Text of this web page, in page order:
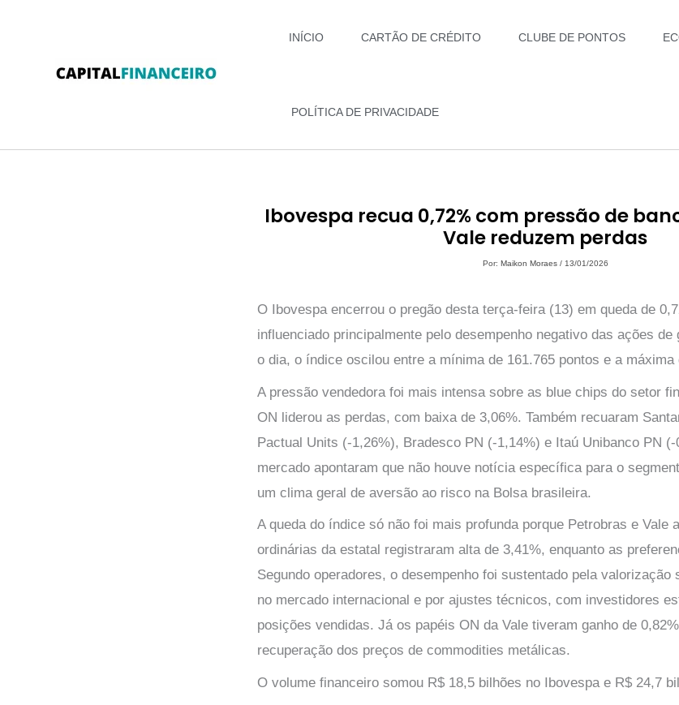
INÍCIO CARTÃO DE CRÉDITO CLUBE DE PONTOS
POLÍTICA DE PRIVACIDADE
Ibovespa recua 0,72% com pressão de
Vale reduzem perdas
Por: Maikon Moraes / 13/01/2026
O Ibovespa encerrou o pregão desta terça-feira (13) em queda de
influenciado principalmente pelo desempenho negativo das ações
o dia, o índice oscilou entre a mínima de 161.765 pontos e a máxima
A pressão vendedora foi mais intensa sobre as blue chips do setor
ON liderou as perdas, com baixa de 3,06%. Também recuaram
Pactual Units (-1,26%), Bradesco PN (-1,14%) e Itaú Unibanco PN
mercado apontaram que não houve notícia específica para o
um clima geral de aversão ao risco na Bolsa brasileira.
A queda do índice só não foi mais profunda porque Petrobras e Vale
ordinárias da estatal registraram alta de 3,41%, enquanto as
Segundo operadores, o desempenho foi sustentado pela valorização
no mercado internacional e por ajustes técnicos, com investidores
posições vendidas. Já os papéis ON da Vale tiveram ganho de
recuperação dos preços de commodities metálicas.
O volume financeiro somou R$ 18,5 bilhões no Ibovespa e R$ 24,7